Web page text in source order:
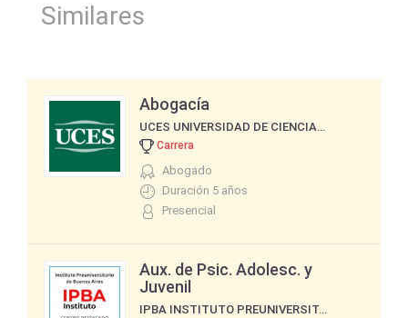
Similares
Abogacía
UCES UNIVERSIDAD DE CIENCIAS EMPRESARIALES Y SOCIALES
Carrera
Abogado
Duración 5 años
Presencial
Aux. de Psic. Adolesc. y
Juvenil
IPBA INSTITUTO PREUNIVERSITARIO DE BUENOS AIRES